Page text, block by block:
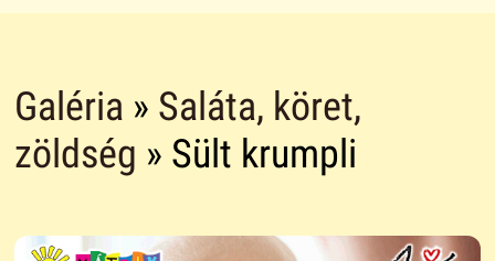
Galéria » Saláta, köret,
zöldség » Sült krumpli